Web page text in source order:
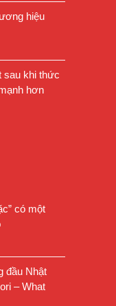
hiệu
sau khi thức
hơn
có một
đầu Nhật
– What